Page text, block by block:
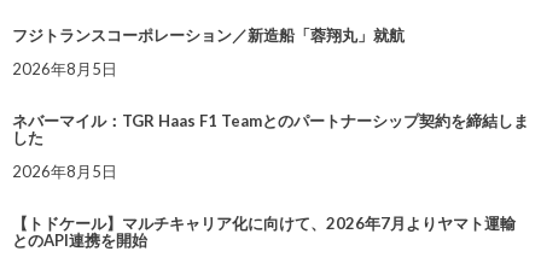
フジトランスコーポレーション／新造船「蓉翔丸」就航
2026年8月5日
ネバーマイル：TGR Haas F1 Teamとのパートナーシップ契約を締結しま
した
2026年8月5日
【トドケール】マルチキャリア化に向けて、2026年7月よりヤマト運輸
とのAPI連携を開始